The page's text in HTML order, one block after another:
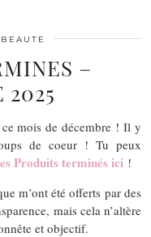
BEAUTE
–
2025
mois de décembre ! Il y
de coeur ! Tu peux
Produits terminés ici !
m’ont été offerts par des
mais cela n’altère
et objectif.